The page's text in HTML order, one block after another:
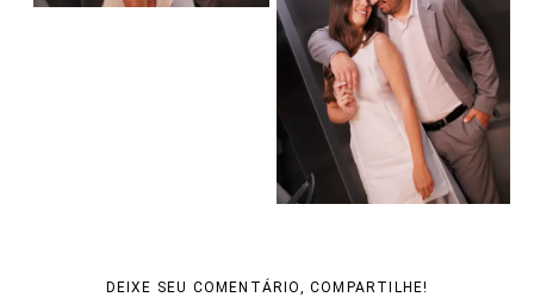
DEIXE SEU COMENTÁRIO, COMPARTILHE!